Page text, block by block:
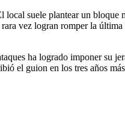
local suele plantear un bloque
vez logran romper la
ha logrado imponer su
el guion en los tres años